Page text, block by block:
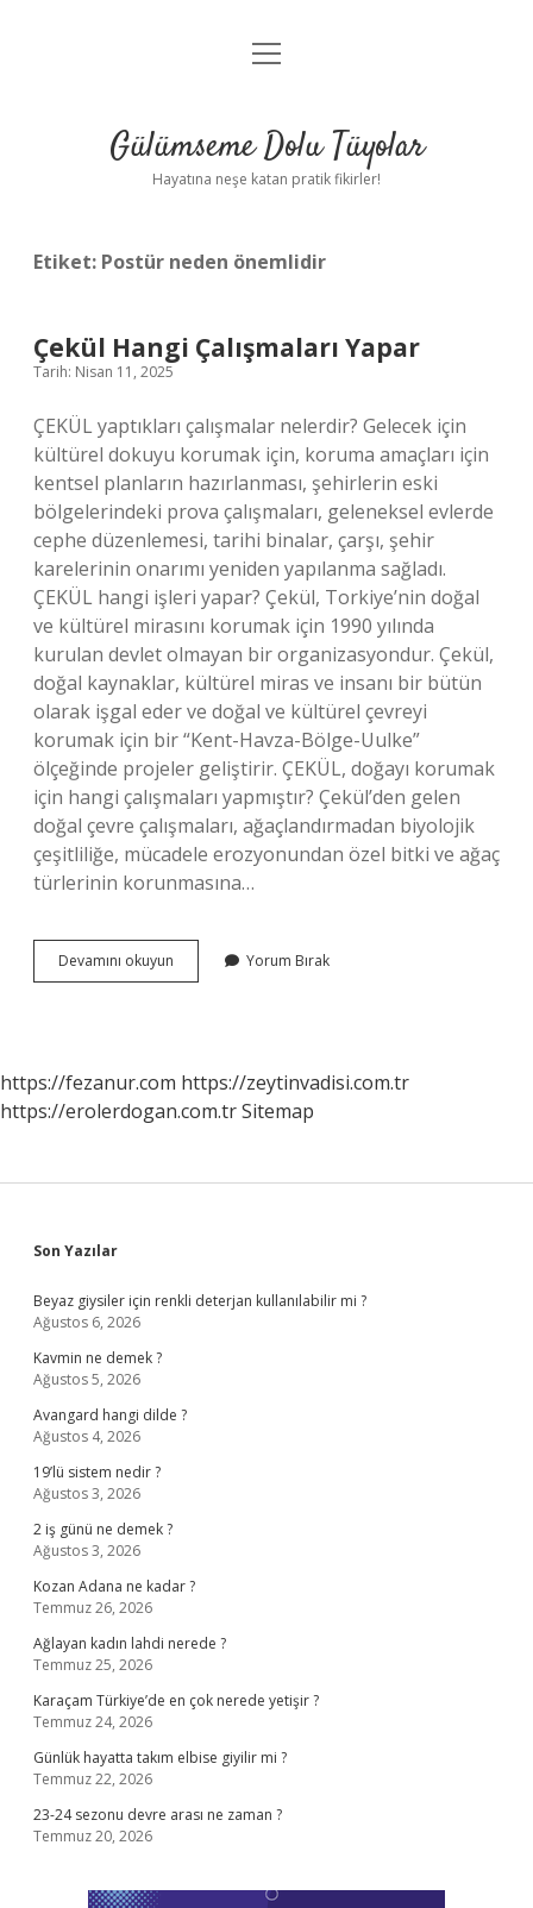
Anasayfa
Yasal Uyarı
menüyü
Gülümseme Dolu Tüyolar
Hayatına neşe katan pratik fikirler!
Etiket: Postür neden önemlidir
Çekül Hangi Çalışmaları Yapar
Tarih: Nisan 11, 2025
ÇEKÜL yaptıkları çalışmalar nelerdir? Gelecek için
kültürel dokuyu korumak için, koruma amaçları için
kentsel planların hazırlanması, şehirlerin eski
bölgelerindeki prova çalışmaları, geleneksel evlerde
cephe düzenlemesi, tarihi binalar, çarşı, şehir
karelerinin onarımı yeniden yapılanma sağladı.
ÇEKÜL hangi işleri yapar? Çekül, Torkiye’nin doğal
ve kültürel mirasını korumak için 1990 yılında
kurulan devlet olmayan bir organizasyondur. Çekül,
doğal kaynaklar, kültürel miras ve insanı bir bütün
olarak işgal eder ve doğal ve kültürel çevreyi
korumak için bir “Kent-Havza-Bölge-Uulke”
ölçeğinde projeler geliştirir. ÇEKÜL, doğayı korumak
için hangi çalışmaları yapmıştır? Çekül’den gelen
doğal çevre çalışmaları, ağaçlandırmadan biyolojik
çeşitliliğe, mücadele erozyonundan özel bitki ve ağaç
türlerinin korunmasına…
Devamını okuyun
Hangi
Yorum Bırak
https://fezanur.com https://zeytinvadisi.com.tr
https://erolerdogan.com.trSitemap
Sidebar
Son Yazılar
Beyaz giysiler için renkli deterjan kullanılabilir mi ?
Ağustos 6, 2026
Kavmin ne demek ?
Ağustos 5, 2026
Avangard hangi dilde ?
Ağustos 4, 2026
19’lü sistem nedir ?
Ağustos 3, 2026
2 iş günü ne demek ?
Ağustos 3, 2026
Kozan Adana ne kadar ?
Temmuz 26, 2026
Ağlayan kadın lahdi nerede ?
Temmuz 25, 2026
Karaçam Türkiye’de en çok nerede yetişir ?
Temmuz 24, 2026
Günlük hayatta takım elbise giyilir mi ?
Temmuz 22, 2026
23-24 sezonu devre arası ne zaman ?
Temmuz 20, 2026